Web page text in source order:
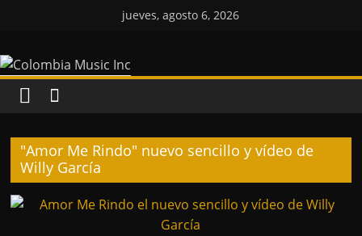
jueves, agosto 6, 2026
Colombia
Music
Inc
Colombia
Music
"Amor Me Rindo" nuevo sencillo y vídeo de
Willy García